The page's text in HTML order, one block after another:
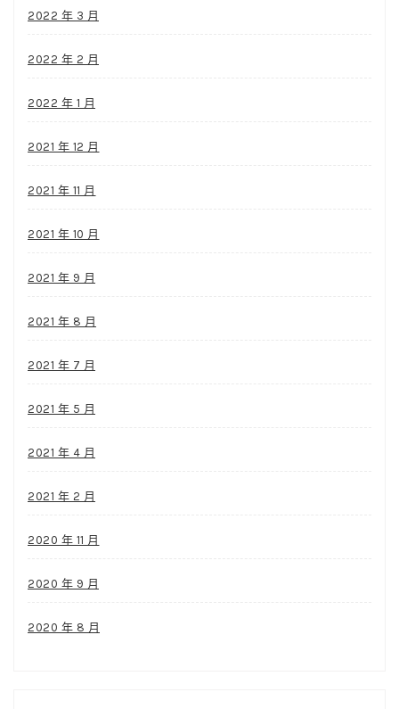
2022 年 3 月
2022 年 2 月
2022 年 1 月
2021 年 12 月
2021 年 11 月
2021 年 10 月
2021 年 9 月
2021 年 8 月
2021 年 7 月
2021 年 5 月
2021 年 4 月
2021 年 2 月
2020 年 11 月
2020 年 9 月
2020 年 8 月